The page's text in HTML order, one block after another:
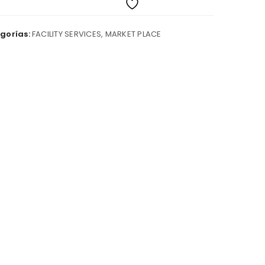
FACILITY SERVICES, MARKET PLACE